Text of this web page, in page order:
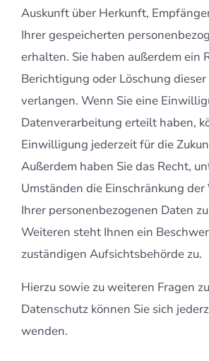
Auskunft über Herkunft,
Ihrer gespeicherten
erhalten. Sie haben außerdem ein
Berichtigung oder Löschung
verlangen. Wenn Sie eine
Datenverarbeitung erteilt haben,
Einwilligung jederzeit für die
Außerdem haben Sie das Recht,
Umständen die Einschränkung
Ihrer personenbezogenen Daten
Weiteren steht Ihnen ein
zuständigen Aufsichtsbehörde zu.
Hierzu sowie zu weiteren Fragen
Datenschutz können Sie sich
wenden.